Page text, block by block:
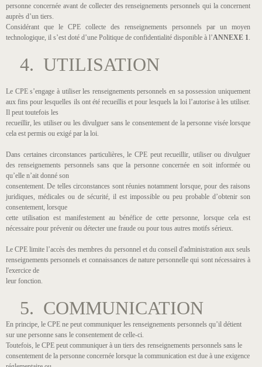
personne concernée avant de collecter des renseignements personnels qui la concernent
auprès d’un tiers.
Considérant que le CPE collecte des renseignements personnels par un moyen
technologique, il s’est doté d’une Politique de confidentialité disponible à l’ANNEXE 1.
4. UTILISATION
Le CPE s’engage à utiliser les renseignements personnels en sa possession uniquement
aux fins pour lesquelles ils ont été recueillis et pour lesquels la loi l’autorise à les utiliser.
Il peut toutefois les
recueillir, les utiliser ou les divulguer sans le consentement de la personne visée lorsque
cela est permis ou exigé par la loi.
Dans certaines circonstances particulières, le CPE peut recueillir, utiliser ou divulguer
des renseignements personnels sans que la personne concernée en soit informée ou
qu’elle n’ait donné son
consentement. De telles circonstances sont réunies notamment lorsque, pour des raisons
juridiques, médicales ou de sécurité, il est impossible ou peu probable d’obtenir son
consentement, lorsque
cette utilisation est manifestement au bénéfice de cette personne, lorsque cela est
nécessaire pour prévenir ou détecter une fraude ou pour tous autres motifs sérieux.
Le CPE limite l’accès des membres du personnel et du conseil d'administration aux seuls
renseignements personnels et connaissances de nature personnelle qui sont nécessaires à
l'exercice de
leur fonction.
5. COMMUNICATION
En principe, le CPE ne peut communiquer les renseignements personnels qu’il détient
sur une personne sans le consentement de celle-ci.
Toutefois, le CPE peut communiquer à un tiers des renseignements personnels sans le
consentement de la personne concernée lorsque la communication est due à une exigence